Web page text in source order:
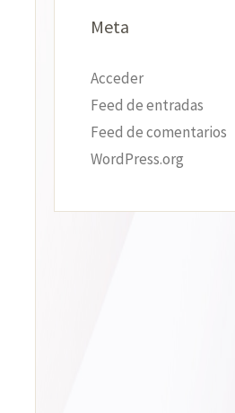
Meta
Acceder
Feed de entradas
Feed de comentarios
WordPress.org